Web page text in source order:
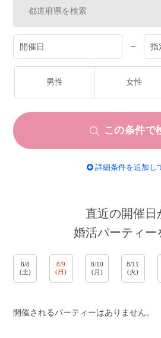
～
男性 女性
この条件で
詳細条件を追加し
直近の開催日
婚活パーティー
8/8
(土)
8/9
(日)
8/10
(月)
8/11
(火)
開催されるパーティーはありません。